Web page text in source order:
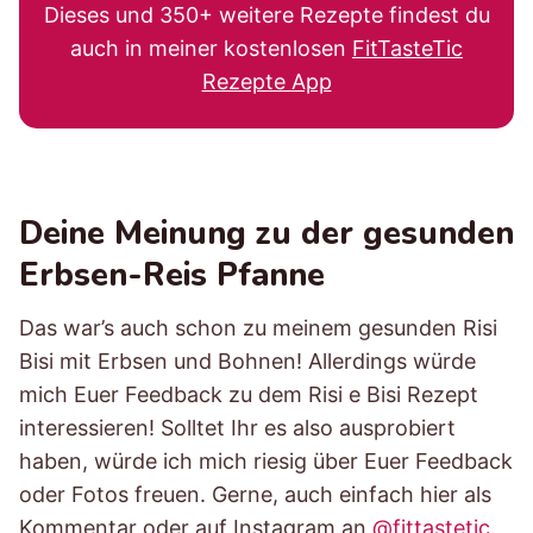
Dieses und 350+ weitere Rezepte findest du
auch in meiner kostenlosen FitTasteTic
Rezepte App
Deine Meinung zu der gesunden
Erbsen-Reis Pfanne
Das war’s auch schon zu meinem gesunden Risi
Bisi mit Erbsen und Bohnen! Allerdings würde
mich Euer Feedback zu dem Risi e Bisi Rezept
interessieren! Solltet Ihr es also ausprobiert
haben, würde ich mich riesig über Euer Feedback
oder Fotos freuen. Gerne, auch einfach hier als
Kommentar oder auf Instagram an @fittastetic